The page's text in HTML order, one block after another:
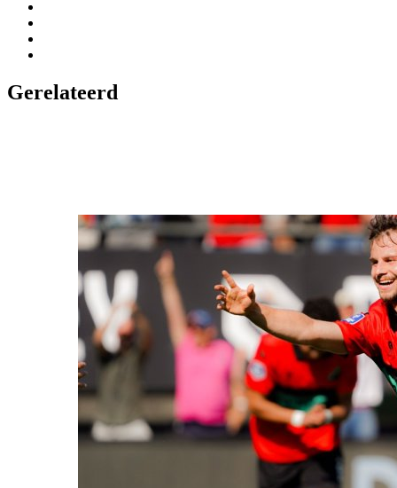
Gerelateerd